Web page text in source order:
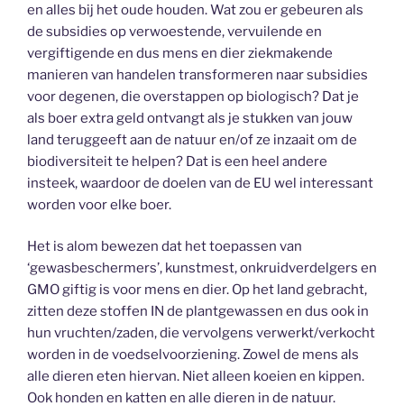
en alles bij het oude houden. Wat zou er gebeuren als
de subsidies op verwoestende, vervuilende en
vergiftigende en dus mens en dier ziekmakende
manieren van handelen transformeren naar subsidies
voor degenen, die overstappen op biologisch? Dat je
als boer extra geld ontvangt als je stukken van jouw
land teruggeeft aan de natuur en/of ze inzaait om de
biodiversiteit te helpen? Dat is een heel andere
insteek, waardoor de doelen van de EU wel interessant
worden voor elke boer.
Het is alom bewezen dat het toepassen van
‘gewasbeschermers’, kunstmest, onkruidverdelgers en
GMO giftig is voor mens en dier. Op het land gebracht,
zitten deze stoffen IN de plantgewassen en dus ook in
hun vruchten/zaden, die vervolgens verwerkt/verkocht
worden in de voedselvoorziening. Zowel de mens als
alle dieren eten hiervan. Niet alleen koeien en kippen.
Ook honden en katten en alle dieren in de natuur.